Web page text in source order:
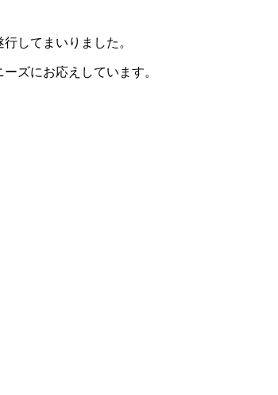
してまいりました。
ズにお応えしています。